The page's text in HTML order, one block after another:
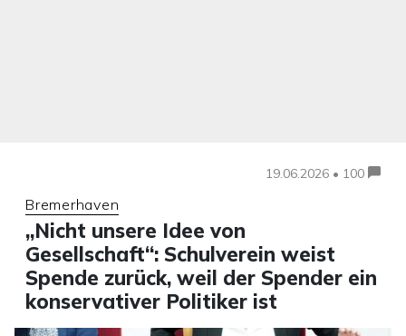
19.06.2026 • 100
Bremerhaven
„Nicht unsere Idee von
Gesellschaft“: Schulverein weist
Spende zurück, weil der Spender ein
konservativer Politiker ist